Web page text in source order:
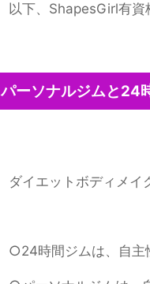
以下、ShapesGirl有資
パーソナルジムと24
ダイエットボディメイ
○24時間ジムは、自主